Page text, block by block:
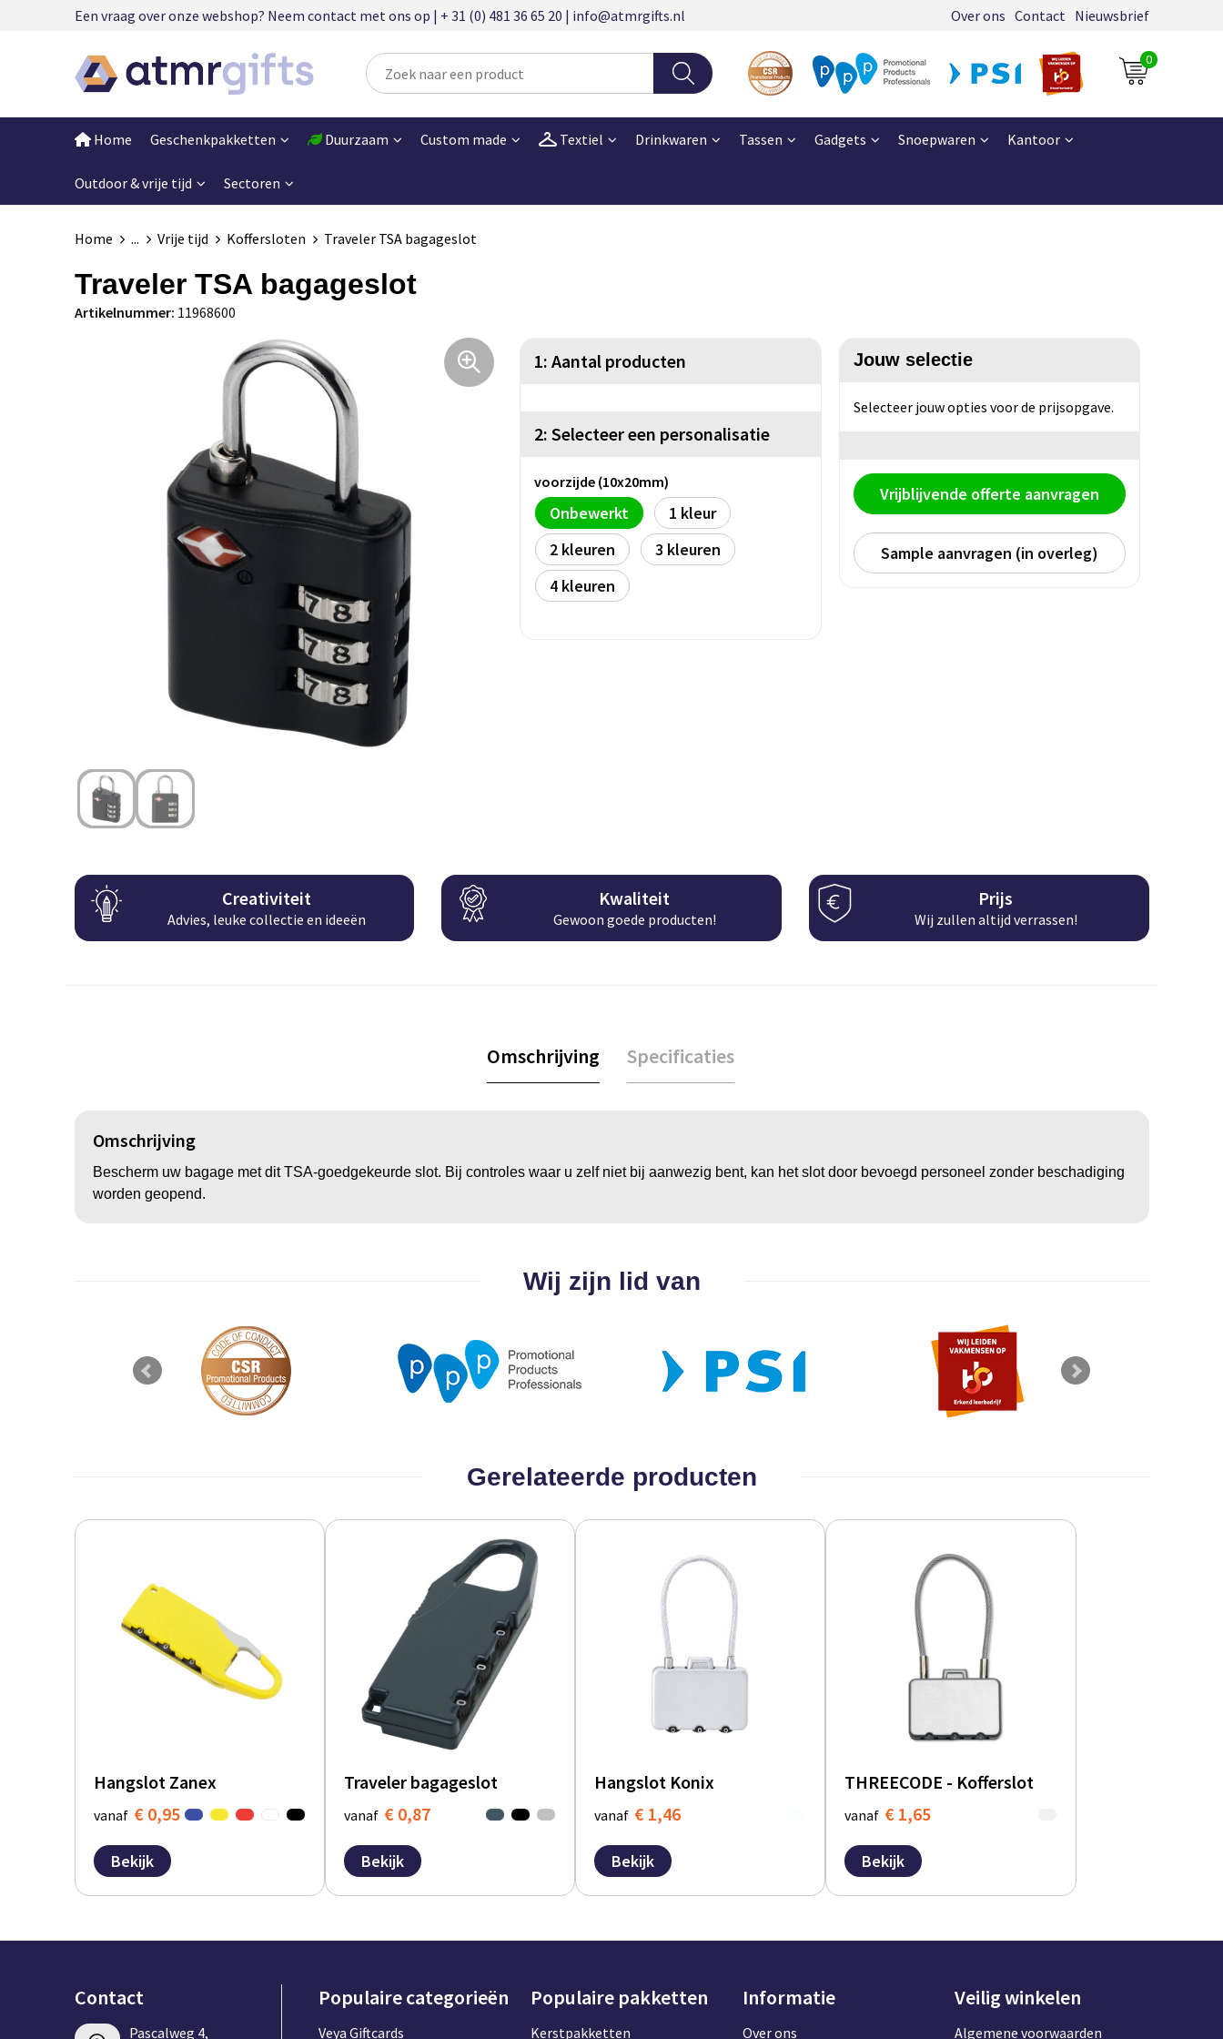
Een vraag over onze webshop? Neem contact met ons op | + 31 (0) 481 36 65 20 | info@atmrgifts.nl Over ons Contact Nieuwsbrief
0
Home Geschenkpakketten Duurzaam Custom made Textiel Drinkwaren Tassen Gadgets Snoepwaren Kantoor
Outdoor & vrije tijd Sectoren
Home ... Vrije tijd Koffersloten Traveler TSA bagageslot
Traveler TSA bagageslot
Artikelnummer: 11968600
1: Aantal producten
2: Selecteer een personalisatie
voorzijde (10x20mm)
Onbewerkt
1
2
3
4
Jouw selectie
Selecteer jouw opties voor de prijsopgave.
Vrijblijvende offerte aanvragen
Sample aanvragen (in overleg)
Creativiteit
Advies, leuke collectie en ideeën
Kwaliteit
Gewoon goede producten!
Prijs
Wij zullen altijd verrassen!
Omschrijving Specificaties
Omschrijving
Bescherm uw bagage met dit TSA-goedgekeurde slot. Bij controles waar u zelf niet bij aanwezig bent, kan het slot door bevoegd personeel zonder beschadiging
worden geopend.
Wij zijn lid van
Gerelateerde producten
Hangslot Zanex
vanaf € 0,95
Bekijk
Traveler bagageslot
vanaf € 0,87
Bekijk
Hangslot Konix
vanaf € 1,46
Bekijk
THREECODE - Kofferslot
vanaf € 1,65
Bekijk
Contact
Pascalweg 4,
Populaire categorieën
Veya Giftcards
Populaire pakketten
Kerstpakketten
Informatie
Over ons
Veilig winkelen
Algemene voorwaarden